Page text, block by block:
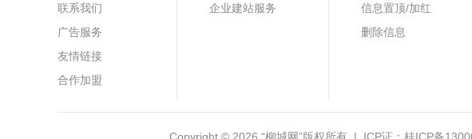
联系我们
广告服务
友情链接
合作加盟
企业建站服务
信息置顶/加红
删除信息